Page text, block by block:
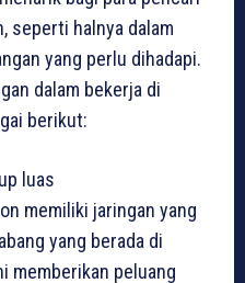
seperti halnya dalam
yang perlu dihadapi.
dalam bekerja di
berikut:
luas
memiliki jaringan yang
yang berada di
memberikan peluang